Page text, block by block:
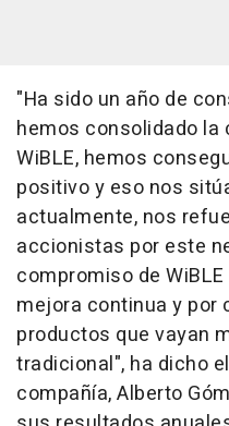
"Ha sido un año de
hemos consolidado la
WiBLE, hemos
positivo y eso nos
actualmente, nos
accionistas por este
compromiso de
mejora continua y por
productos que vayan
tradicional", ha dicho
compañía, Alberto